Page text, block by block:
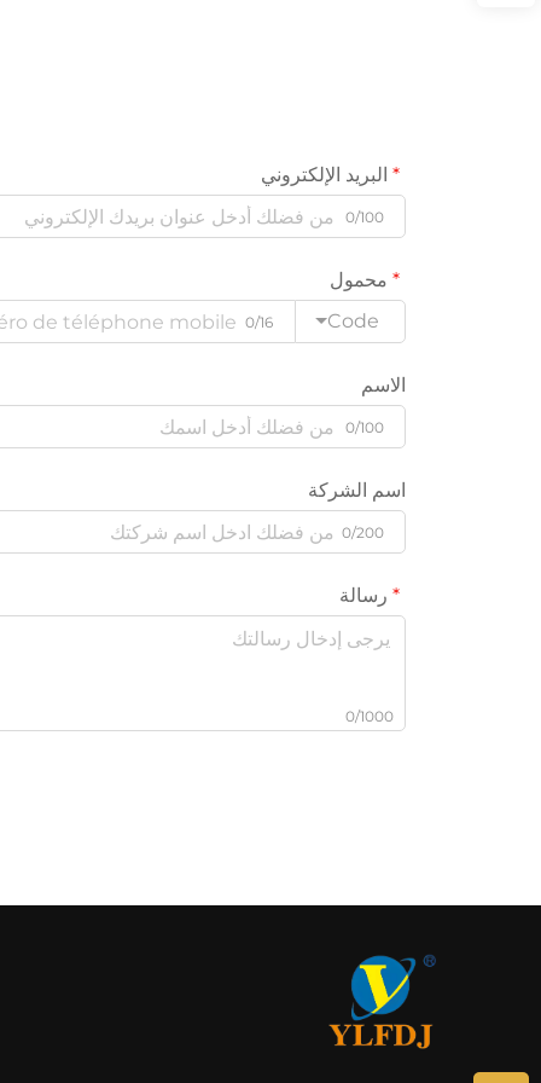
البريد الإلكتروني
0/100
محمول
Code
0/16
الاسم
0/100
اسم الشركة
0/200
رسالة
0/1000